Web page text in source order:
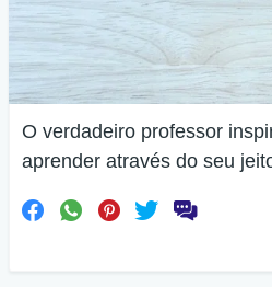
O verdadeiro professor
aprender através do seu